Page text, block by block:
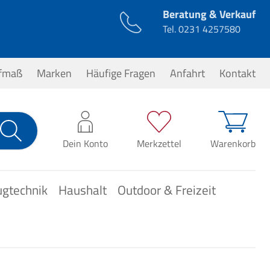
Beratung & Verkauf
Tel.0231 4257580
Marken Häufige Fragen Anfahrt Kontakt
Dein Konto Merkzettel Warenkorb
0,00 €*
Haushalt Outdoor & Freizeit